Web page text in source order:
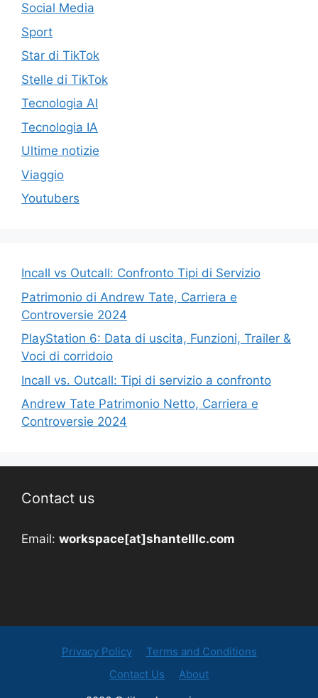
Social Media
Sport
Star di TikTok
Stelle di TikTok
Tecnologia AI
Tecnologia IA
Ultime notizie
Viaggio
Youtubers
Incall vs Outcall: Confronto Tipi di Servizio
Patrimonio di Andrew Tate, Carriera e
Controversie 2024
PlayStation 6: Data di uscita, Funzioni, Trailer &
Voci di corridoio
Incall vs. Outcall: Tipi di servizio a confronto
Andrew Tate Patrimonio Netto, Carriera e
Controversie 2024
Contact us
Email: workspace[at]shantelllc.com
Privacy Policy
Terms and Conditions
Contact Us
About